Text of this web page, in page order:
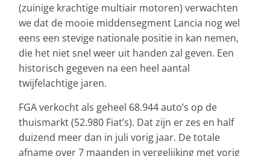
(zuinige krachtige multiair motoren) verwachten
we dat de mooie middensegment Lancia nog wel
eens een stevige nationale positie in kan nemen,
die het niet snel weer uit handen zal geven. Een
historisch gegeven na een heel aantal
twijfelachtige jaren.
FGA verkocht als geheel 68.944 auto’s op de
thuismarkt (52.980 Fiat’s). Dat zijn er zes en half
duizend meer dan in juli vorig jaar. De totale
afname over 7 maanden in vergelijking met vorig